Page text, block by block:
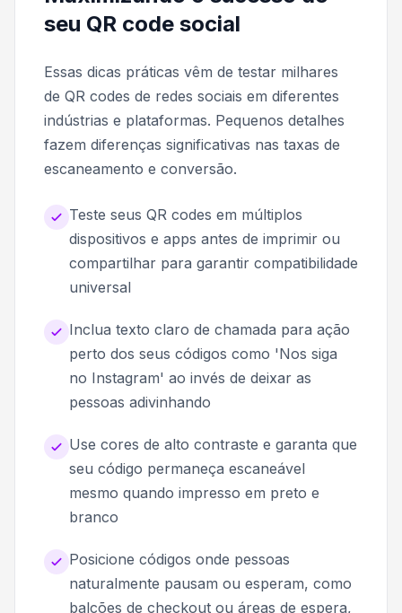
seu QR code social
Essas dicas práticas vêm de testar milhares
de QR codes de redes sociais em diferentes
indústrias e plataformas. Pequenos detalhes
fazem diferenças significativas nas taxas de
escaneamento e conversão.
Teste seus QR codes em múltiplos
dispositivos e apps antes de imprimir ou
compartilhar para garantir compatibilidade
universal
Inclua texto claro de chamada para ação
perto dos seus códigos como 'Nos siga
no Instagram' ao invés de deixar as
pessoas adivinhando
Use cores de alto contraste e garanta que
seu código permaneça escaneável
mesmo quando impresso em preto e
branco
Posicione códigos onde pessoas
naturalmente pausam ou esperam, como
balcões de checkout ou áreas de espera,